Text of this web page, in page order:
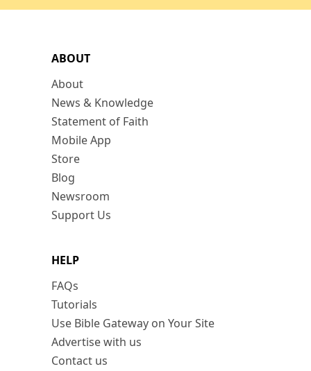
ABOUT
About
News & Knowledge
Statement of Faith
Mobile App
Store
Blog
Newsroom
Support Us
HELP
FAQs
Tutorials
Use Bible Gateway on Your Site
Advertise with us
Contact us